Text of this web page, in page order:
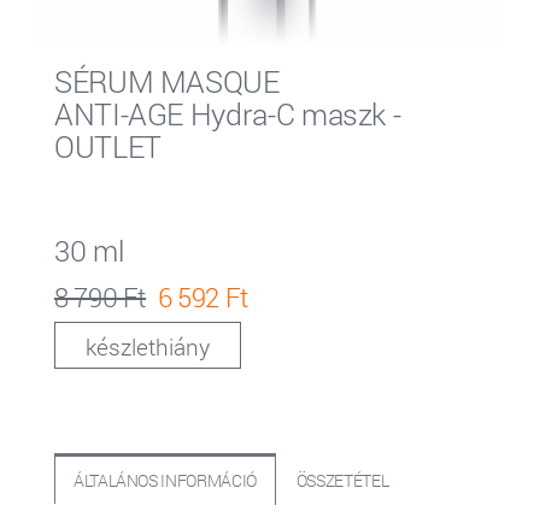
SÉRUM MASQUE
ANTI-AGE Hydra-C maszk -
OUTLET
30 ml
8 790 Ft 6 592 Ft
készlethiány
ÁLTALÁNOS INFORMÁCIÓ ÖSSZETÉTEL